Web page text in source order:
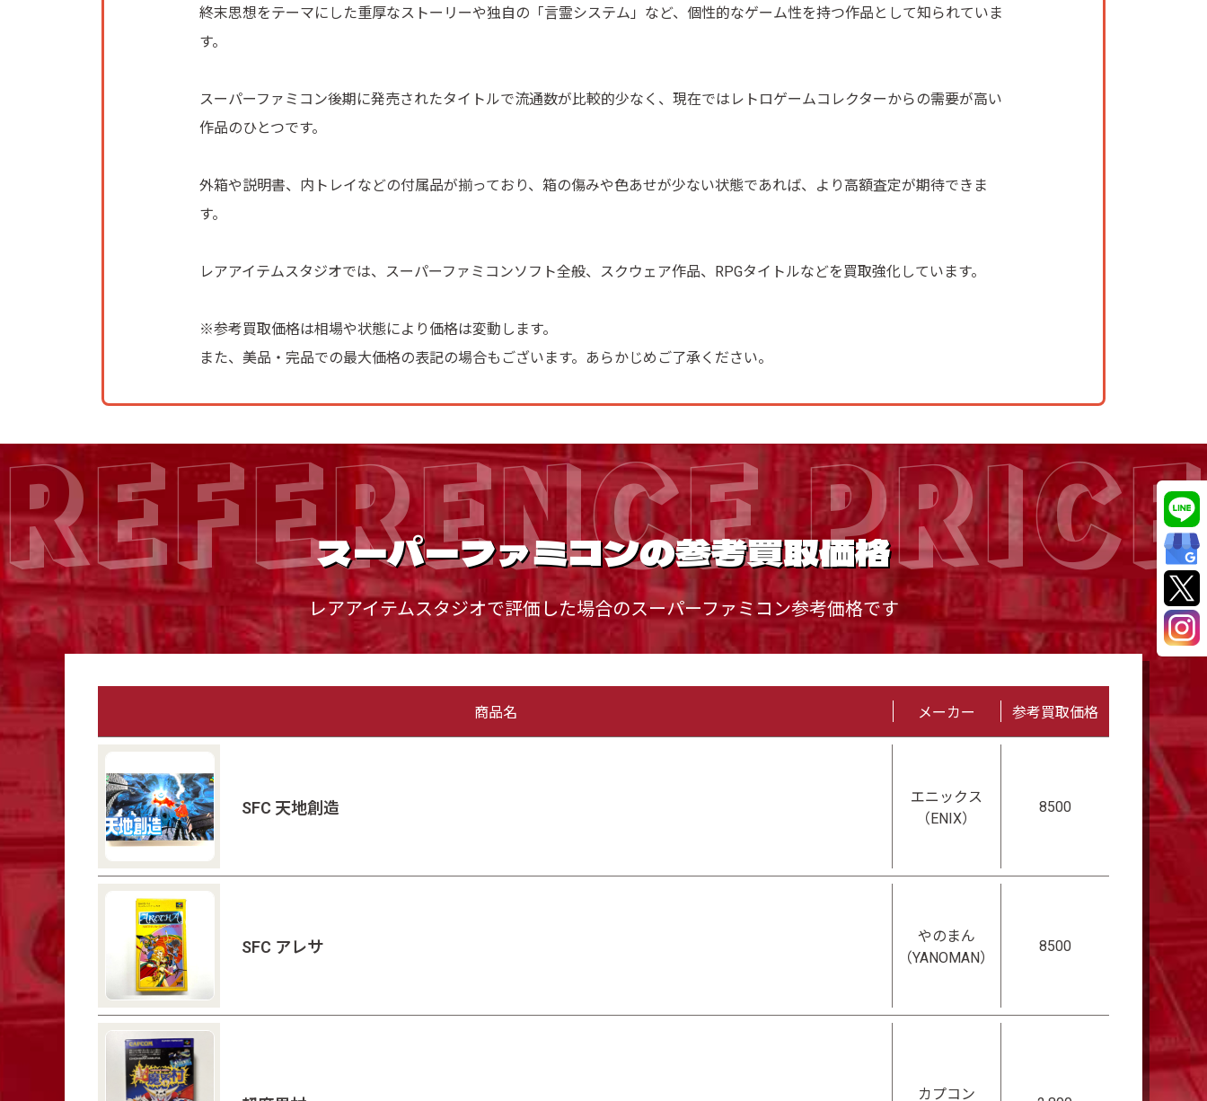
終末思想をテーマにした重厚なストーリーや独自の「言霊システム」など、個性的なゲーム性を持つ作品として知られていま
す。
スーパーファミコン後期に発売されたタイトルで流通数が比較的少なく、現在ではレトロゲームコレクターからの需要が高い
作品のひとつです。
外箱や説明書、内トレイなどの付属品が揃っており、箱の傷みや色あせが少ない状態であれば、より高額査定が期待できま
す。
レアアイテムスタジオでは、スーパーファミコンソフト全般、スクウェア作品、RPGタイトルなどを買取強化しています。
※参考買取価格は相場や状態により価格は変動します。
また、美品・完品での最大価格の表記の場合もございます。あらかじめご了承ください。
REFERENCE PRICE
スーパーファミコンの参考買取価格
レアアイテムスタジオで評価した場合のスーパーファミコン参考価格です
商品名 メーカー 参考買取価格
SFC 天地創造
エニックス
（ENIX）
8500
SFC アレサ
やのまん
（YANOMAN）
8500
カプコン